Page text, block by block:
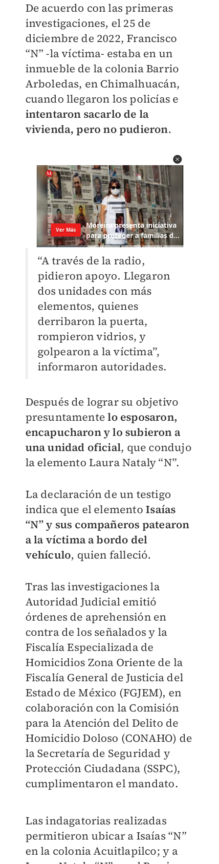
De acuerdo con las primeras
investigaciones, el 25 de
diciembre de 2022, Francisco
“N” -la víctima- estaba en un
inmueble de la colonia Barrio
Arboledas, en Chimalhuacán,
cuando llegaron los policías e
intentaron sacarlo de la
vivienda, pero no pudieron.
“A través de la radio,
pidieron apoyo. Llegaron
dos unidades con más
elementos, quienes
derribaron la puerta,
rompieron vidrios, y
golpearon a la víctima”,
informaron autoridades.
Después de lograr su objetivo
presuntamentelo esposaron,
encapucharon y lo subieron a
una unidad oficial, que condujo
la elemento Laura Nataly “N”.
La declaración de un testigo
indica que el elementoIsaías
“N” y sus compañeros patearon
a la víctima a bordo del
vehículo, quien falleció.
Tras las investigaciones la
Autoridad Judicial emitió
órdenes de aprehensión en
contra de los señalados y la
Fiscalía Especializada de
Homicidios Zona Oriente de la
Fiscalía General de Justicia del
Estado de México (FGJEM), en
colaboración con la Comisión
para la Atención del Delito de
Homicidio Doloso (CONAHO) de
la Secretaría de Seguridad y
Protección Ciudadana (SSPC),
cumplimentaron el mandato.
Las indagatorias realizadas
permitieron ubicar a Isaías “N”
en la colonia Acuitlapilco; y a